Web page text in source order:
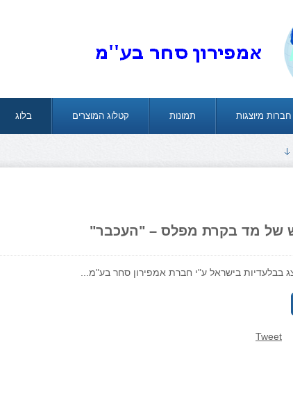
חברות מיוצגות תמונות קטלוג המוצרים בלוג
של מד בקרת מפלס – "העכבר"
בבלעדיות בישראל ע"י חברת אמפירון סחר בע"מ...
Tweet